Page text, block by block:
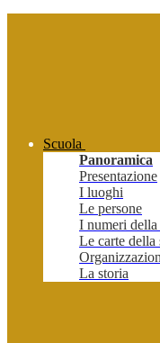
Scuola
Panoramica
Presentazione
I luoghi
Le persone
I numeri della
Le carte della
La storia